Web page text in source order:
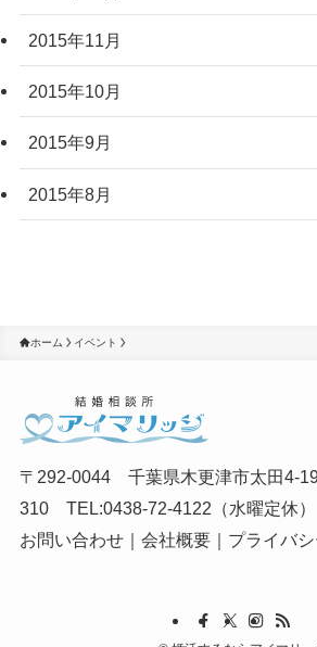
2015年11月
2015年10月
2015年9月
2015年8月
ホーム イベント
〒292-0044 千葉県木更津市太田4-
310 TEL:0438-72-4122（水曜定休）
お問い合わせ｜ 会社概要｜ プライバ